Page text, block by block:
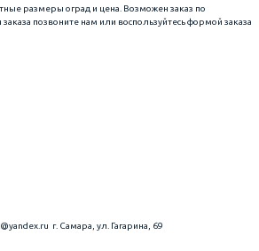
размеры оград и цена. Возможен заказ по
позвоните нам или воспользуйтесь формой заказа
г. Самара, ул. Гагарина, 69